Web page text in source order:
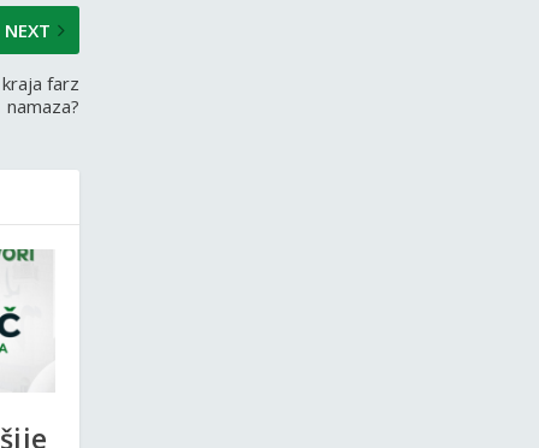
NEXT
farz
namaza?